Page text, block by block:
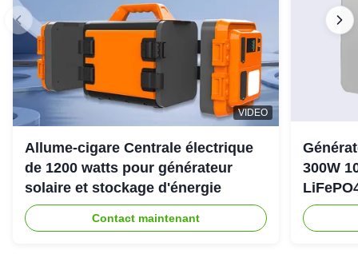
VIDEO
Allume-cigare Centrale électrique
de 1200 watts pour générateur
solaire et stockage d'énergie
Contact maintenant
300W